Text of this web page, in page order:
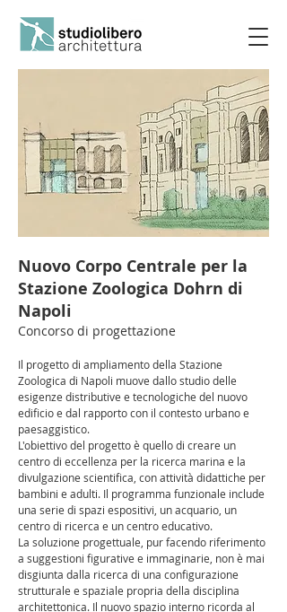
Nuovo Corpo Centrale per la
Stazione Zoologica Dohrn di
Napoli
Concorso di progettazione
Il progetto di ampliamento della Stazione
Zoologica di Napoli muove dallo studio delle
esigenze distributive e tecnologiche del nuovo
edificio e dal rapporto con il contesto urbano e
paesaggistico.
L'obiettivo del progetto è quello di creare un
centro di eccellenza per la ricerca marina e la
divulgazione scientifica, con attività didattiche per
bambini e adulti. Il programma funzionale include
una serie di spazi espositivi, un acquario, un
centro di ricerca e un centro educativo.
La soluzione progettuale, pur facendo riferimento
a suggestioni figurative e immaginarie, non è mai
disgiunta dalla ricerca di una configurazione
strutturale e spaziale propria della disciplina
architettonica. Il nuovo spazio interno ricorda al